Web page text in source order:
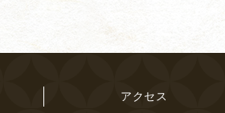
アクセス